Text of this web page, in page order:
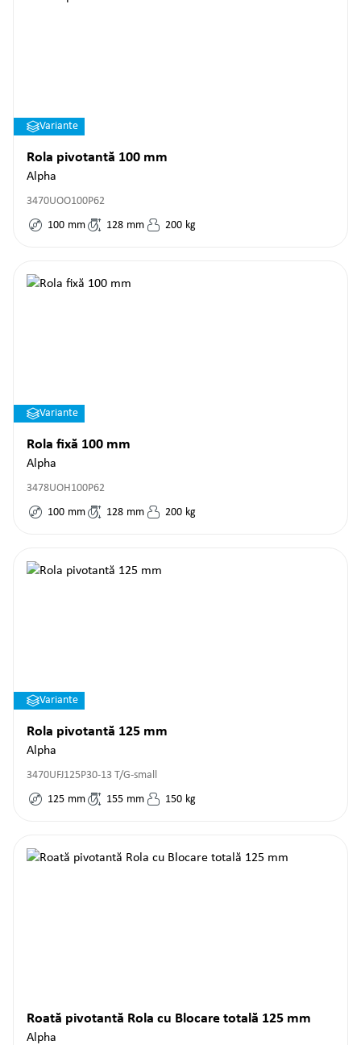
Variante
Rola pivotantă 100 mm
Alpha
3470UOO100P62
100 mm 128 mm 200 kg
Variante
Rola fixă 100 mm
Alpha
3478UOH100P62
100 mm 128 mm 200 kg
Variante
Rola pivotantă 125 mm
Alpha
3470UFJ125P30-13 T/G-small
125 mm 155 mm 150 kg
Roată pivotantă Rola cu Blocare totală 125 mm
Alpha